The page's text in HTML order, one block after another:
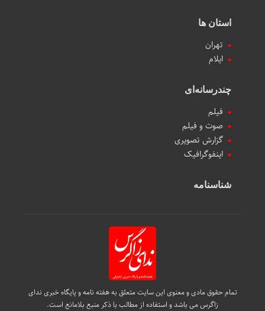
استان ها
تهران
ایلام
چندرسانه‌ای
فیلم
صوت و فیلم
گزارش تصویری
اینفوگرافیک
شناسنامه
تمام حقوق مادی و معنوی این سایت متعلق به هفته نامه و پایگاه خبری ندای
زاگرس می باشد و استفاده از مطالب با ذکر منبع بلامانع است.